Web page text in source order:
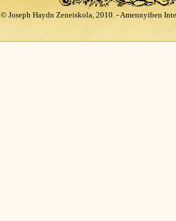
© Joseph Haydn Zeneiskola, 2010. - Amennyiben